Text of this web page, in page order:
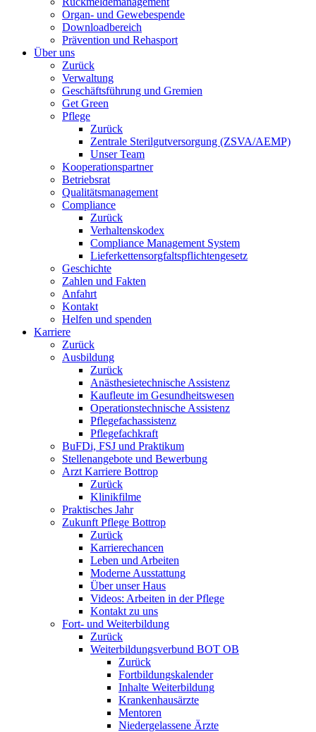
Organ- und Gewebespende
Downloadbereich
Prävention und Rehasport
Über uns
Zurück
Verwaltung
Geschäftsführung und Gremien
Get Green
Pflege
Zurück
Zentrale Sterilgutversorgung (ZSVA/AEMP)
Unser Team
Kooperationspartner
Betriebsrat
Qualitätsmanagement
Compliance
Zurück
Verhaltenskodex
Compliance Management System
Lieferkettensorgfaltspflichtengesetz
Geschichte
Zahlen und Fakten
Anfahrt
Kontakt
Helfen und spenden
Karriere
Zurück
Ausbildung
Zurück
Anästhesietechnische Assistenz
Kaufleute im Gesundheitswesen
Operationstechnische Assistenz
Pflegefachassistenz
Pflegefachkraft
BuFDi, FSJ und Praktikum
Stellenangebote und Bewerbung
Arzt Karriere Bottrop
Zurück
Klinikfilme
Praktisches Jahr
Zukunft Pflege Bottrop
Zurück
Karrierechancen
Leben und Arbeiten
Moderne Ausstattung
Über unser Haus
Videos: Arbeiten in der Pflege
Kontakt zu uns
Fort- und Weiterbildung
Zurück
Weiterbildungsverbund BOT OB
Zurück
Fortbildungskalender
Inhalte Weiterbildung
Krankenhausärzte
Mentoren
Niedergelassene Ärzte